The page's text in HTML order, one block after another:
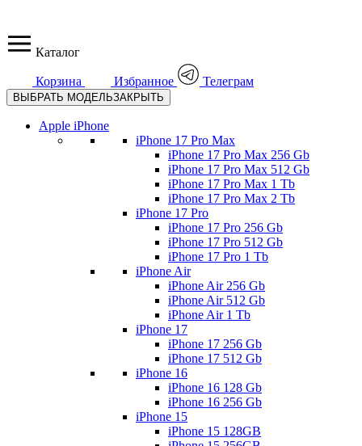
Каталог
Корзина Избранное Телеграм
ВЫБРАТЬ МОДЕЛЬЗАКРЫТЬ
Apple iPhone
iPhone 17 Pro Max
iPhone 17 Pro Max 256 Gb
iPhone 17 Pro Max 512 Gb
iPhone 17 Pro Max 1 Tb
iPhone 17 Pro Max 2 Tb
iPhone 17 Pro
iPhone 17 Pro 256 Gb
iPhone 17 Pro 512 Gb
iPhone 17 Pro 1 Tb
iPhone Air
iPhone Air 256 Gb
iPhone Air 512 Gb
iPhone Air 1 Tb
iPhone 17
iPhone 17 256 Gb
iPhone 17 512 Gb
iPhone 16
iPhone 16 128 Gb
iPhone 16 256 Gb
iPhone 15
iPhone 15 128GB